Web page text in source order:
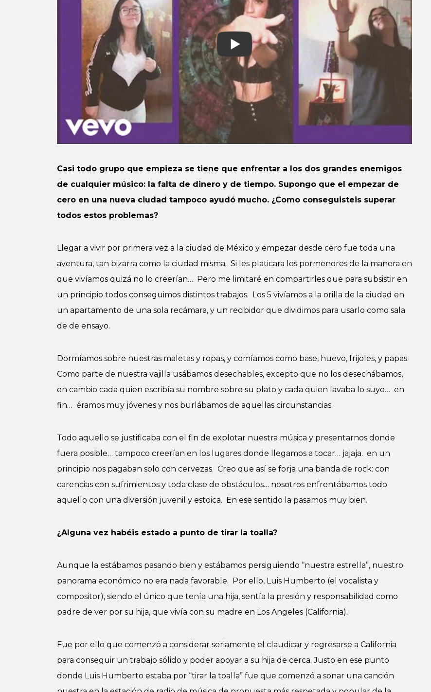
Casi todo grupo que empieza se tiene que enfrentar a los dos grandes enemigos
de cualquier músico: la falta de dinero y de tiempo. Supongo que el empezar de
cero en una nueva ciudad tampoco ayudó mucho. ¿Como conseguisteis superar
todos estos problemas?
Llegar a vivir por primera vez a la ciudad de México y empezar desde cero fue toda una
aventura, tan bizarra como la ciudad misma. Si les platicara los pormenores de la manera en
que vivíamos quizá no lo creerían… Pero me limitaré en compartirles que para subsistir en
un principio todos conseguimos distintos trabajos. Los 5 vivíamos a la orilla de la ciudad en
un apartamento de una sola recámara, y un recibidor que dividimos para usarlo como sala
de de ensayo.
Dormíamos sobre nuestras maletas y ropas, y comíamos como base, huevo, frijoles, y papas.
Como parte de nuestra vajilla usábamos desechables, excepto que no los desechábamos,
en cambio cada quien escribía su nombre sobre su plato y cada quien lavaba lo suyo… en
fin… éramos muy jóvenes y nos burlábamos de aquellas circunstancias.
Todo aquello se justificaba con el fin de explotar nuestra música y presentarnos donde
fuera posible… tampoco creerían en los lugares donde llegamos a tocar… jajaja. en un
principio nos pagaban solo con cervezas. Creo que así se forja una banda de rock: con
carencias con sufrimientos y toda clase de obstáculos… nosotros enfrentábamos todo
aquello con una diversión juvenil y estoica. En ese sentido la pasamos muy bien.
¿Alguna vez habéis estado a punto de tirar la toalla?
Aunque la estábamos pasando bien y estábamos persiguiendo “nuestra estrella”, nuestro
panorama económico no era nada favorable. Por ello, Luis Humberto (el vocalista y
compositor), siendo el único que tenía una hija, sentía la presión y responsabilidad como
padre de ver por su hija, que vivía con su madre en Los Angeles (California).
Fue por ello que comenzó a considerar seriamente el claudicar y regresarse a California
para conseguir un trabajo sólido y poder apoyar a su hija de cerca. Justo en ese punto
donde Luis Humberto estaba por “tirar la toalla” fue que comenzó a sonar una canción